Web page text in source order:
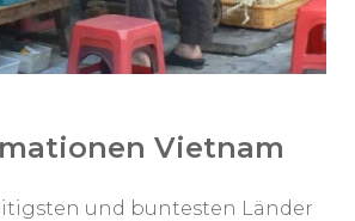
Vietnam
und buntesten Länder